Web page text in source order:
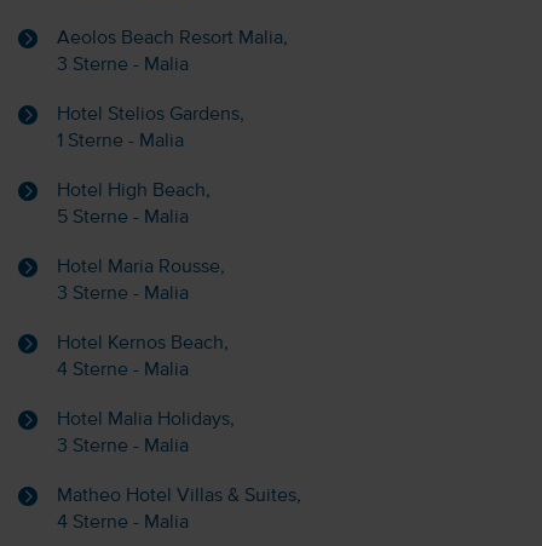
Aeolos Beach Resort Malia,
3 Sterne - Malia
Hotel Stelios Gardens,
1 Sterne - Malia
Hotel High Beach,
5 Sterne - Malia
Hotel Maria Rousse,
3 Sterne - Malia
Hotel Kernos Beach,
4 Sterne - Malia
Hotel Malia Holidays,
3 Sterne - Malia
Matheo Hotel Villas & Suites,
4 Sterne - Malia